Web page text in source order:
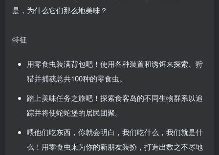
是，为什么它们那么地美味？
特征
用零食虫装满背包吧！使用各种装置和诱饵来探索、狩
猎并捕获总共100种的零食虫。
踏上美味任务之旅吧！探索食客岛的不同生物群系以追
踪并将使蛇蛇堡的居民团聚。
喂他们吃东西，你就会明白，我们吃什么，我们就是什
么！用零食虫来为你的新朋友装扮，打造出数之不尽地